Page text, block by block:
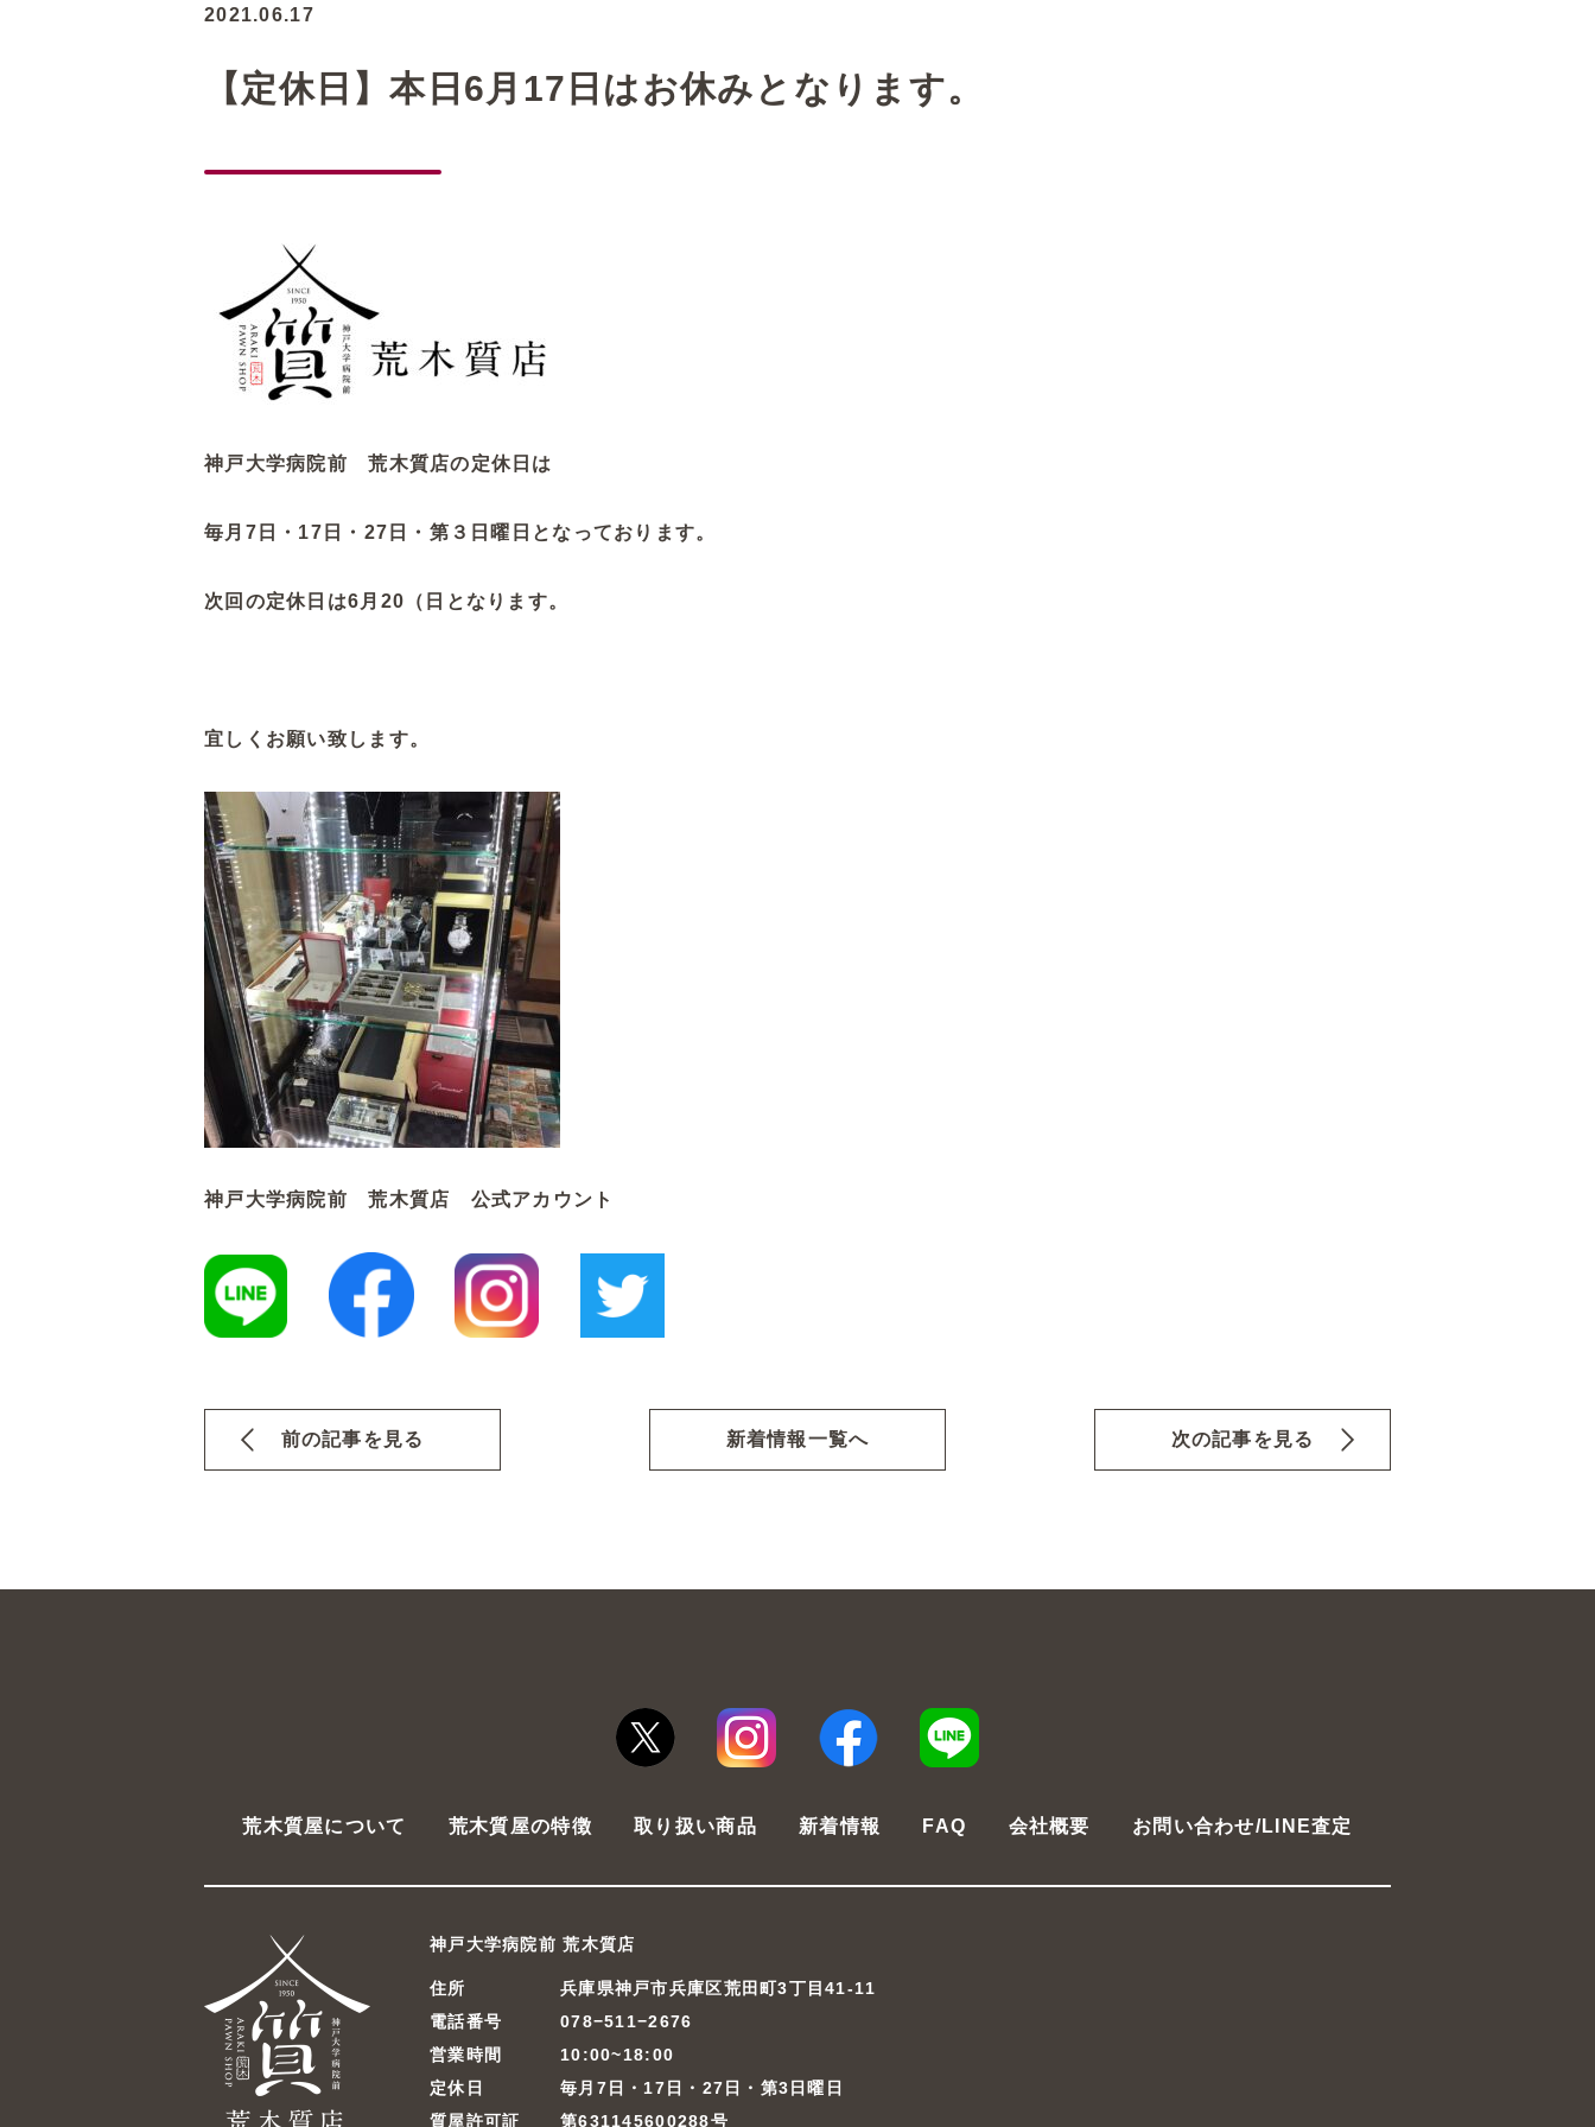
2021.06.17
【定休日】本日6月17日はお休みとなります。
神戸大学病院前 荒木質店の定休日は
毎月7日・17日・27日・第３日曜日となっております。
次回の定休日は6月20（日となります。
宜しくお願い致します。
神戸大学病院前 荒木質店 公式アカウント
前の記事を見る 新着情報一覧へ 次の記事を見る
荒木質屋について 荒木質屋の特徴 取り扱い商品 新着情報 FAQ 会社概要 お問い合わせ/LINE査定
神戸大学病院前 荒木質店
住所
兵庫県神戸市兵庫区荒田町3丁目41-11
電話番号
078−511−2676
営業時間
10:00~18:00
定休日
毎月7日・17日・27日・第3日曜日
質屋許可証
第631145600288号